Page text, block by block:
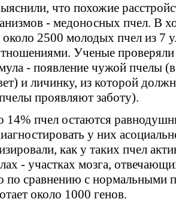
что похожие
- медоносных пчел. В
2500 молодых пчел из 7
Ученые
- появление чужой пчелы
и личинку, из которой
проявляют заботу).
14% пчел остаются
у них
как у таких пчел
- участках мозга,
по сравнению с нормальными
около 1000 генов.